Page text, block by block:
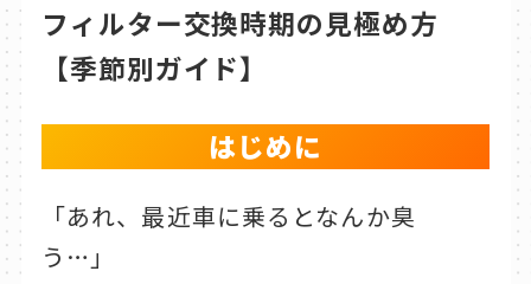
フィルター交換時期の見極め方
【季節別ガイド】
はじめに
「あれ、最近車に乗るとなんか臭
う…」